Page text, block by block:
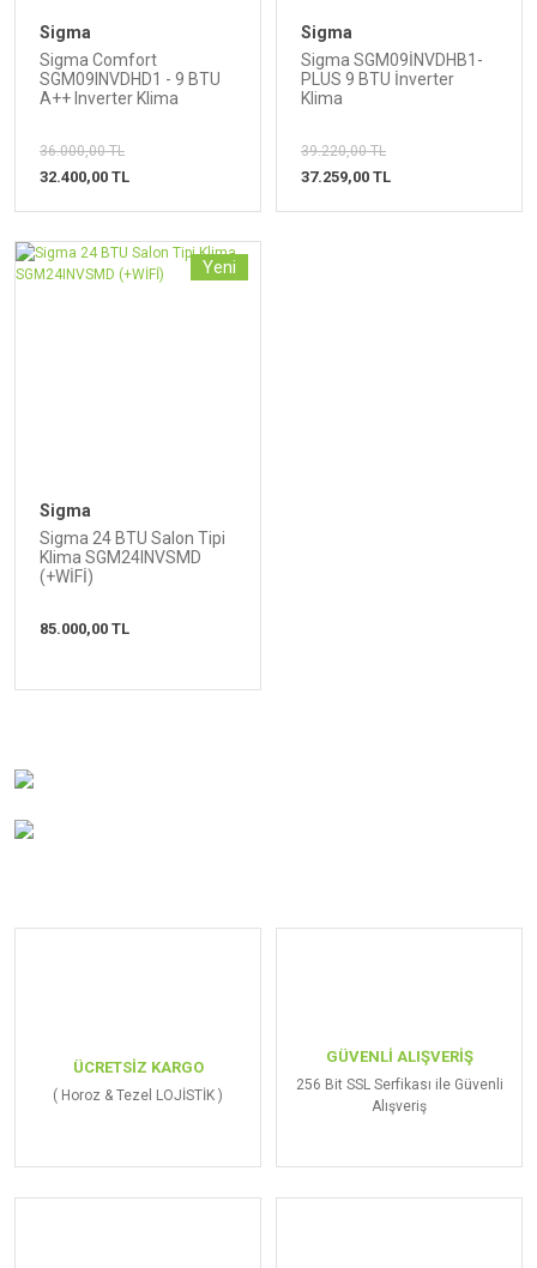
Sigma
Sigma Comfort
SGM09INVDHD1 - 9 BTU
A++ Inverter Klima
36.000,00 TL
32.400,00 TL
Sigma
Sigma SGM09İNVDHB1-
PLUS 9 BTU İnverter
Klima
39.220,00 TL
37.259,00 TL
Yeni
Sigma
Sigma 24 BTU Salon Tipi
Klima SGM24INVSMD
(+WİFİ)
85.000,00 TL
ÜCRETSİZ KARGO
( Horoz & Tezel LOJİSTİK )
GÜVENLİ ALIŞVERİŞ
256 Bit SSL Serfikası ile Güvenli
Alışveriş